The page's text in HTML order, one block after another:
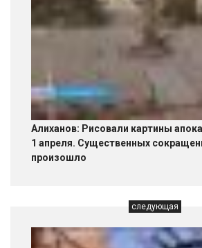
Алиханов: Рисовали картины
1 апреля. Существенных
произошло
следующая